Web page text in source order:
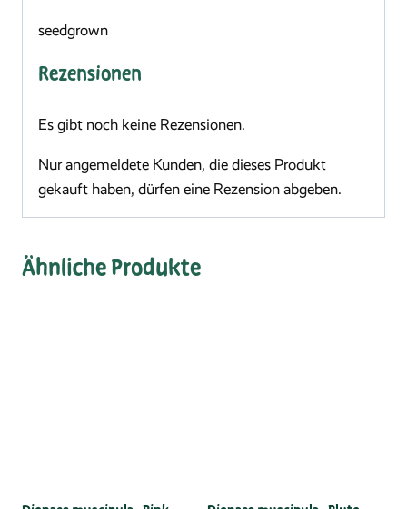
seedgrown
Rezensionen
Es gibt noch keine Rezensionen.
Nur angemeldete Kunden, die dieses Produkt
gekauft haben, dürfen eine Rezension abgeben.
Ähnliche Produkte